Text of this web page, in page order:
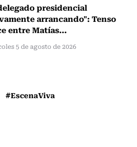
presidencial
arrancando": Tenso
entre Matías...
5 de agosto de 2026
#EscenaViva